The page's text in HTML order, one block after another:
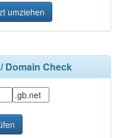
umziehen
Domain Check